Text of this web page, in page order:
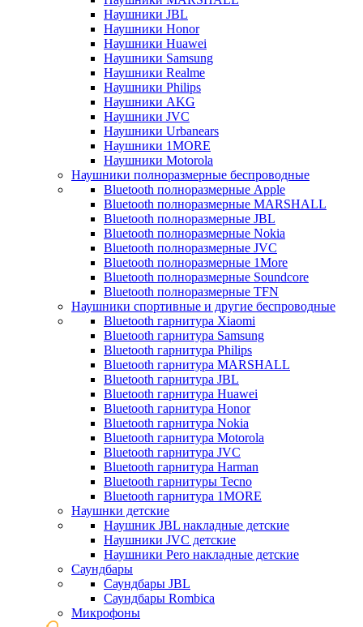
Наушники JBL
Наушники Honor
Наушники Huawei
Наушники Samsung
Наушники Realme
Наушники Philips
Наушники AKG
Наушники JVC
Наушники Urbanears
Наушники 1MORE
Наушники Motorola
Наушники полноразмерные беспроводные
Bluetooth полноразмерные Apple
Bluetooth полноразмерные MARSHALL
Bluetooth полноразмерные JBL
Bluetooth полноразмерные Nokia
Bluetooth полноразмерные JVC
Bluetooth полноразмерные 1More
Bluetooth полноразмерные Soundcore
Bluetooth полноразмерные TFN
Наушники спортивные и другие беспроводные
Bluetooth гарнитура Xiaomi
Bluetooth гарнитура Samsung
Bluetooth гарнитура Philips
Bluetooth гарнитура MARSHALL
Bluetooth гарнитура JBL
Bluetooth гарнитура Huawei
Bluetooth гарнитура Honor
Bluetooth гарнитура Nokia
Bluetooth гарнитура Motorola
Bluetooth гарнитура JVC
Bluetooth гарнитура Harman
Bluetooth гарнитуры Tecno
Bluetooth гарнитура 1MORE
Наушнки детские
Наушник JBL накладные детские
Наушники JVC детские
Наушники Pero накладные детские
Саундбары
Саундбары JBL
Саундбары Rombica
Микрофоны